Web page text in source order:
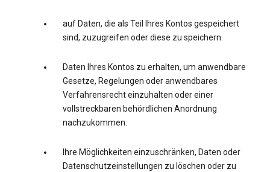
auf Daten, die als Teil Ihres Kontos gespeichert
sind, zuzugreifen oder diese zu speichern.
Daten Ihres Kontos zu erhalten, um anwendbare
Gesetze, Regelungen oder anwendbares
Verfahrensrecht einzuhalten oder einer
vollstreckbaren behördlichen Anordnung
nachzukommen.
Ihre Möglichkeiten einzuschränken, Daten oder
Datenschutzeinstellungen zu löschen oder zu